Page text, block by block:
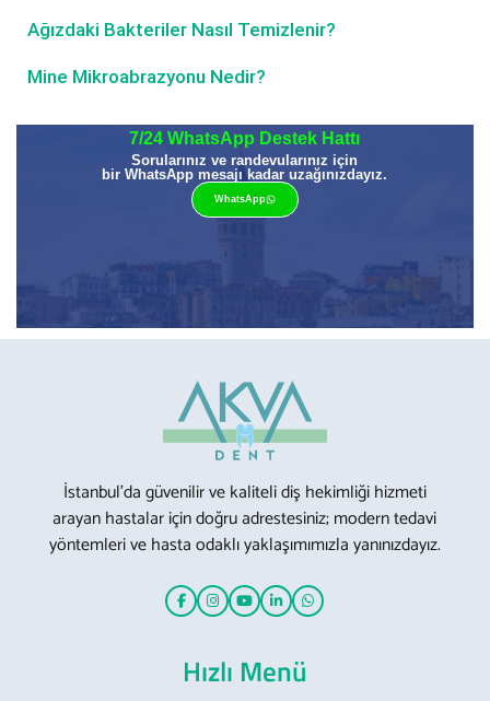
Ağızdaki Bakteriler Nasıl Temizlenir?
Mine Mikroabrazyonu Nedir?
7/24 WhatsApp Destek Hattı
Sorularınız ve randevularınız için
bir WhatsApp mesajı kadar uzağınızdayız.
WhatsApp
İstanbul’da güvenilir ve kaliteli diş hekimliği hizmeti
arayan hastalar için doğru adrestesiniz; modern tedavi
yöntemleri ve hasta odaklı yaklaşımımızla yanınızdayız.
Hızlı Menü